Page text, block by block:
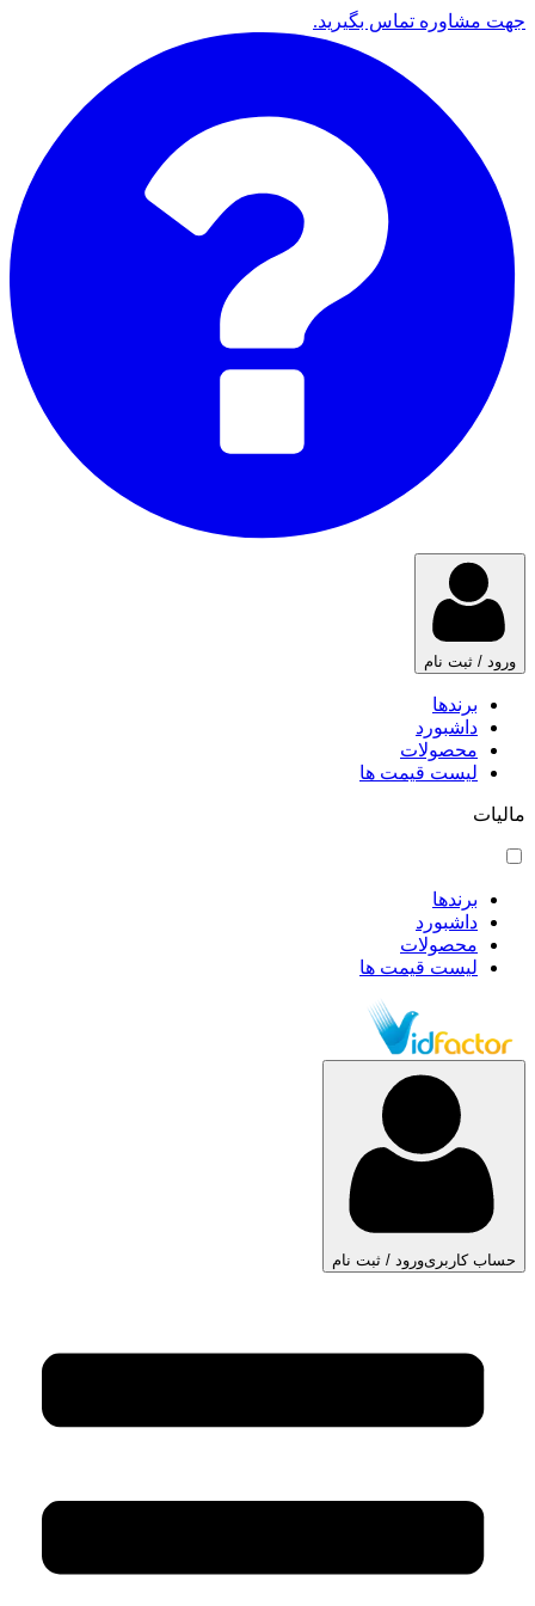
جهت مشاوره تماس بگیرید.
ورود / ثبت نام
برندها
داشبورد
محصولات
لیست قیمت ها
مالیات
برندها
داشبورد
محصولات
لیست قیمت ها
حساب کاربریورود / ثبت نام